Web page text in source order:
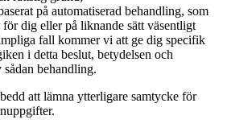
på automatiserad behandling, som
dig eller på liknande sätt väsentligt
fall kommer vi att ge dig specifik
i detta beslut, betydelsen och
sådan behandling.
att lämna ytterligare samtycke för